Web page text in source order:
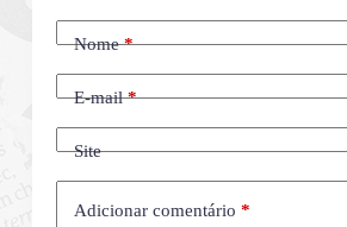
Nome*
E-mail*
Site
Adicionar comentário *